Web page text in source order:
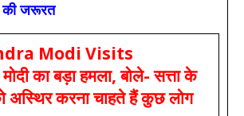
की जरूरत
Modi Visits
का बड़ा हमला, बोले- सत्ता के
अस्थिर करना चाहते हैं कुछ लोग